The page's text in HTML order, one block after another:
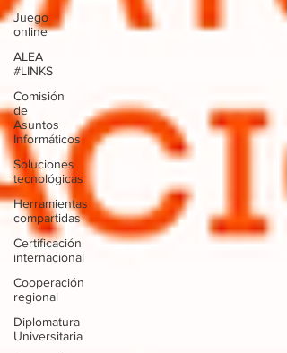
Juego
online
ALEA
#LINKS
Comisión
de
Asuntos
Informáticos
Soluciones
tecnológicas
Herramientas
compartidas
Certificación
internacional
Cooperación
regional
Diplomatura
Universitaria